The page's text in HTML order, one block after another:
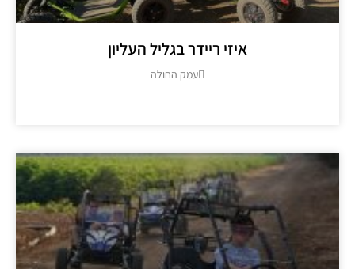
איזי ריידר בגליל העליון
עמק החולה